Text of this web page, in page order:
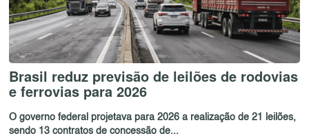
Brasil reduz previsão de leilões de rodovias
e ferrovias para 2026
O governo federal projetava para 2026 a realização de 21 leilões,
sendo 13 contratos de concessão de...